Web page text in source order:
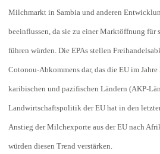
Milchmarkt in Sambia und anderen
beeinflussen, da sie zu einer Marktöffnung für
führen würden. Die EPAs stellen
Cotonou-Abkommens dar, das die EU im
karibischen und pazifischen Ländern (AKP-
Landwirtschaftspolitik der EU hat in den
Anstieg der Milchexporte aus der EU nach
würden diesen Trend verstärken.